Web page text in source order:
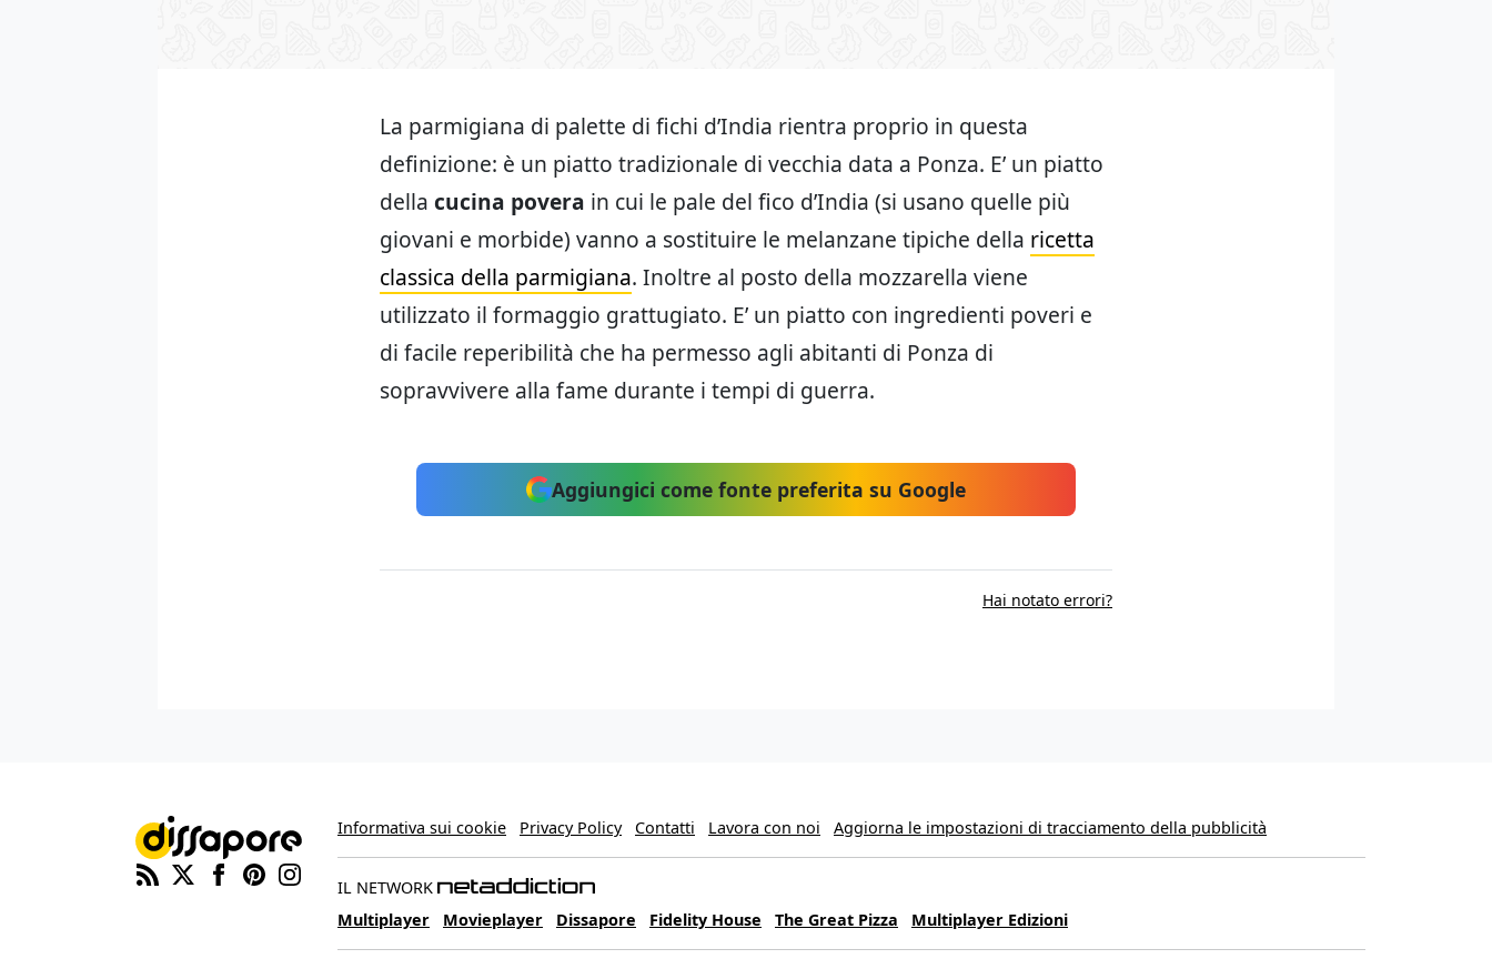
La parmigiana di palette di fichi d’India rientra proprio in questa
definizione: è un piatto tradizionale di vecchia data a Ponza. E’ un piatto
della cucina povera in cui le pale del fico d’India (si usano quelle più
giovani e morbide) vanno a sostituire le melanzane tipiche della ricetta
classica della parmigiana. Inoltre al posto della mozzarella viene
utilizzato il formaggio grattugiato. E’ un piatto con ingredienti poveri e
di facile reperibilità che ha permesso agli abitanti di Ponza di
sopravvivere alla fame durante i tempi di guerra.
Aggiungici come fonte preferita su Google
Hai notato errori?
Informativa sui cookie Privacy Policy Contatti Lavora con noi Aggiorna le impostazioni di tracciamento della pubblicità
IL NETWORK
Multiplayer
Movieplayer Dissapore Fidelity House The Great Pizza Multiplayer Edizioni